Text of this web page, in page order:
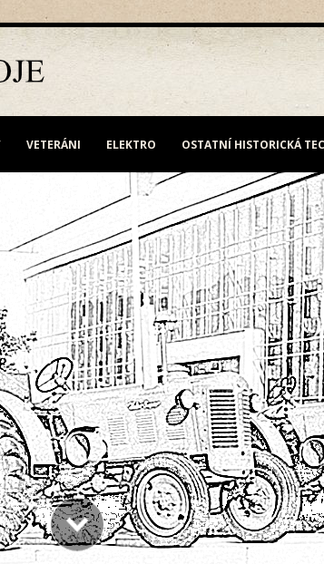
VETERÁNI ELEKTRO OSTATNÍ HISTORICKÁ